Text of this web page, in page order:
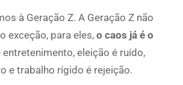
à Geração Z. A Geração Z não
exceção, para eles, o caos já é o
entretenimento, eleição é ruído,
e trabalho rígido é rejeição.